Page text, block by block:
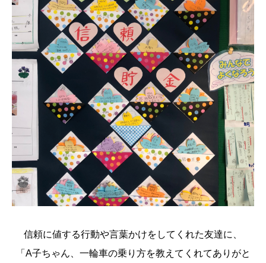
信頼に値する行動や言葉かけをしてくれた友達に、
「A子ちゃん、一輪車の乗り方を教えてくれてありがと